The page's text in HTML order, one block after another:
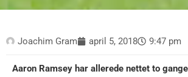
Joachim Gram april 5, 2018 9:47 pm
Aaron Ramsey har allerede nettet to